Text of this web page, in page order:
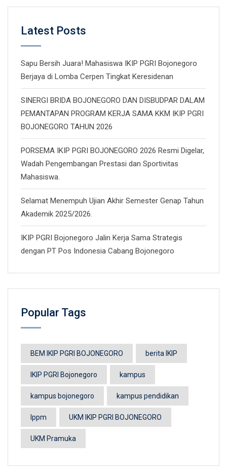
Latest Posts
Sapu Bersih Juara! Mahasiswa IKIP PGRI Bojonegoro
Berjaya di Lomba Cerpen Tingkat Keresidenan
SINERGI BRIDA BOJONEGORO DAN DISBUDPAR DALAM
PEMANTAPAN PROGRAM KERJA SAMA KKM IKIP PGRI
BOJONEGORO TAHUN 2026
PORSEMA IKIP PGRI BOJONEGORO 2026 Resmi Digelar,
Wadah Pengembangan Prestasi dan Sportivitas
Mahasiswa.
Selamat Menempuh Ujian Akhir Semester Genap Tahun
Akademik 2025/2026.
IKIP PGRI Bojonegoro Jalin Kerja Sama Strategis
dengan PT Pos Indonesia Cabang Bojonegoro
Popular Tags
BEM IKIP PGRI BOJONEGORO berita IKIP
IKIP PGRI Bojonegoro kampus
kampus bojonegoro kampus pendidikan
lppm UKM IKIP PGRI BOJONEGORO
UKM Pramuka